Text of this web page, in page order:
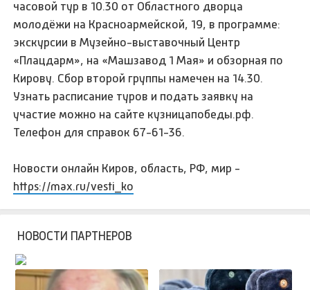
часовой тур в 10.30 от Областного дворца
молодёжи на Красноармейской, 19, в программе:
экскурсии в Музейно-выставочный Центр
«Плацдарм», на «Машзавод 1 Мая» и обзорная по
Кирову. Сбор второй группы намечен на 14.30.
Узнать расписание туров и подать заявку на
участие можно на сайте кузницапобеды.рф.
Телефон для справок 67-61-36.
Новости онлайн Киров, область, РФ, мир -
https://max.ru/vesti_ko
НОВОСТИ ПАРТНЕРОВ